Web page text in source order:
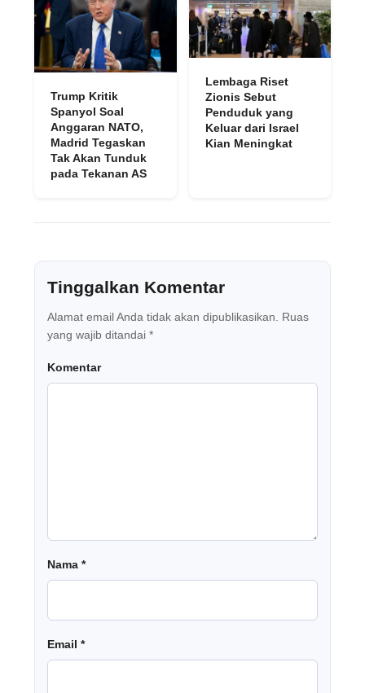
Trump Kritik
Spanyol Soal
Anggaran NATO,
Madrid Tegaskan
Tak Akan Tunduk
pada Tekanan AS
Lembaga Riset
Zionis Sebut
Penduduk yang
Keluar dari Israel
Kian Meningkat
Tinggalkan Komentar
Alamat email Anda tidak akan dipublikasikan.
Ruas
yang wajib ditandai *
Komentar
Nama *
Email *